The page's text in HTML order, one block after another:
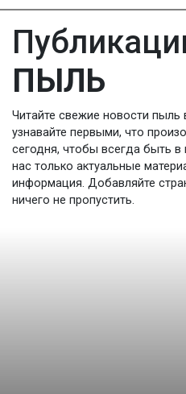
ПЫЛЬ
Читайте свежие новости
узнавайте первыми, что
сегодня, чтобы всегда быть
нас только актуальные
информация. Добавляйте
ничего не пропустить.